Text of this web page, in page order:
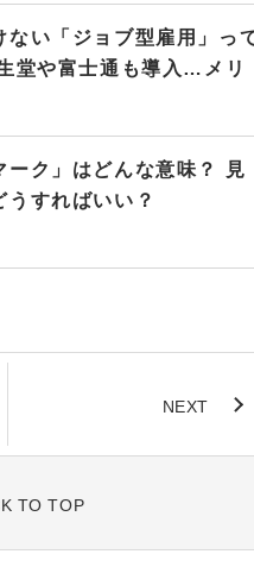
ない「ジョブ型雇用」っ
堂や富士通も導入…メリ
ーク」はどんな意味？ 見
うすればいい？
NEXT
TO TOP